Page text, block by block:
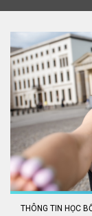
THÔNG TIN HỌC